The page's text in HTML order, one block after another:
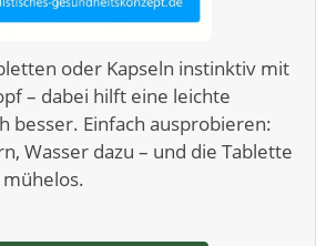
oder Kapseln instinktiv mit
– dabei hilft eine leichte
besser. Einfach ausprobieren:
Wasser dazu – und die Tablette